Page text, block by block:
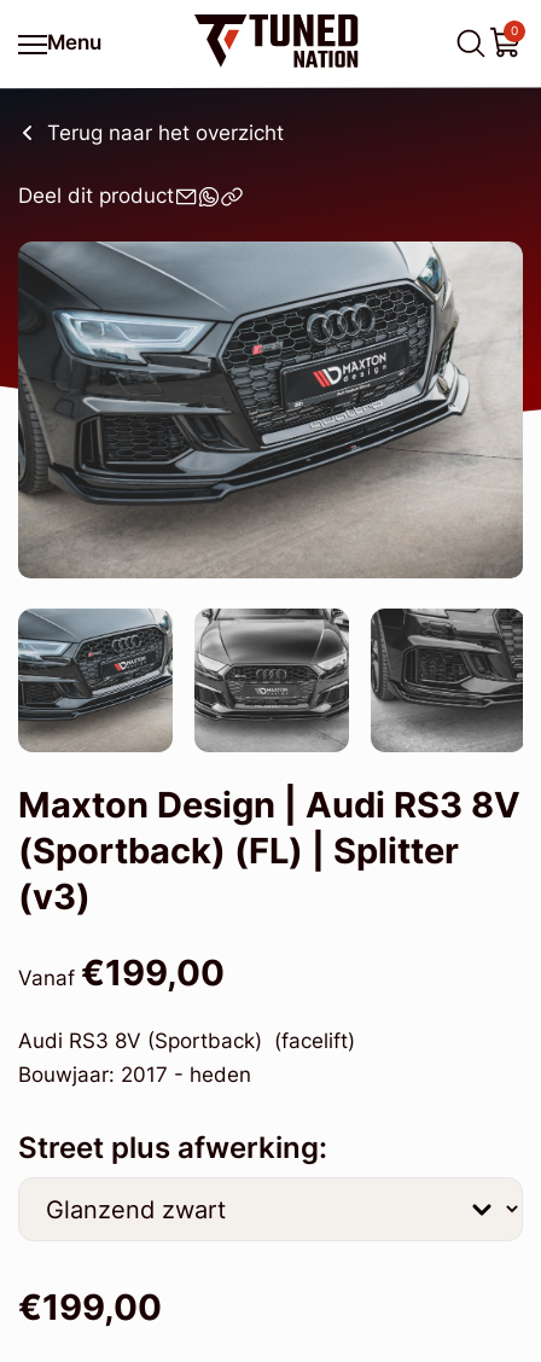
Menu
0
Terug naar het overzicht
Deel dit product
Maxton Design | Audi RS3 8V
(Sportback) (FL) | Splitter
(v3)
Vanaf €199,00
Audi RS3 8V (Sportback) (facelift)
Bouwjaar: 2017 - heden
Street plus afwerking:
€199,00